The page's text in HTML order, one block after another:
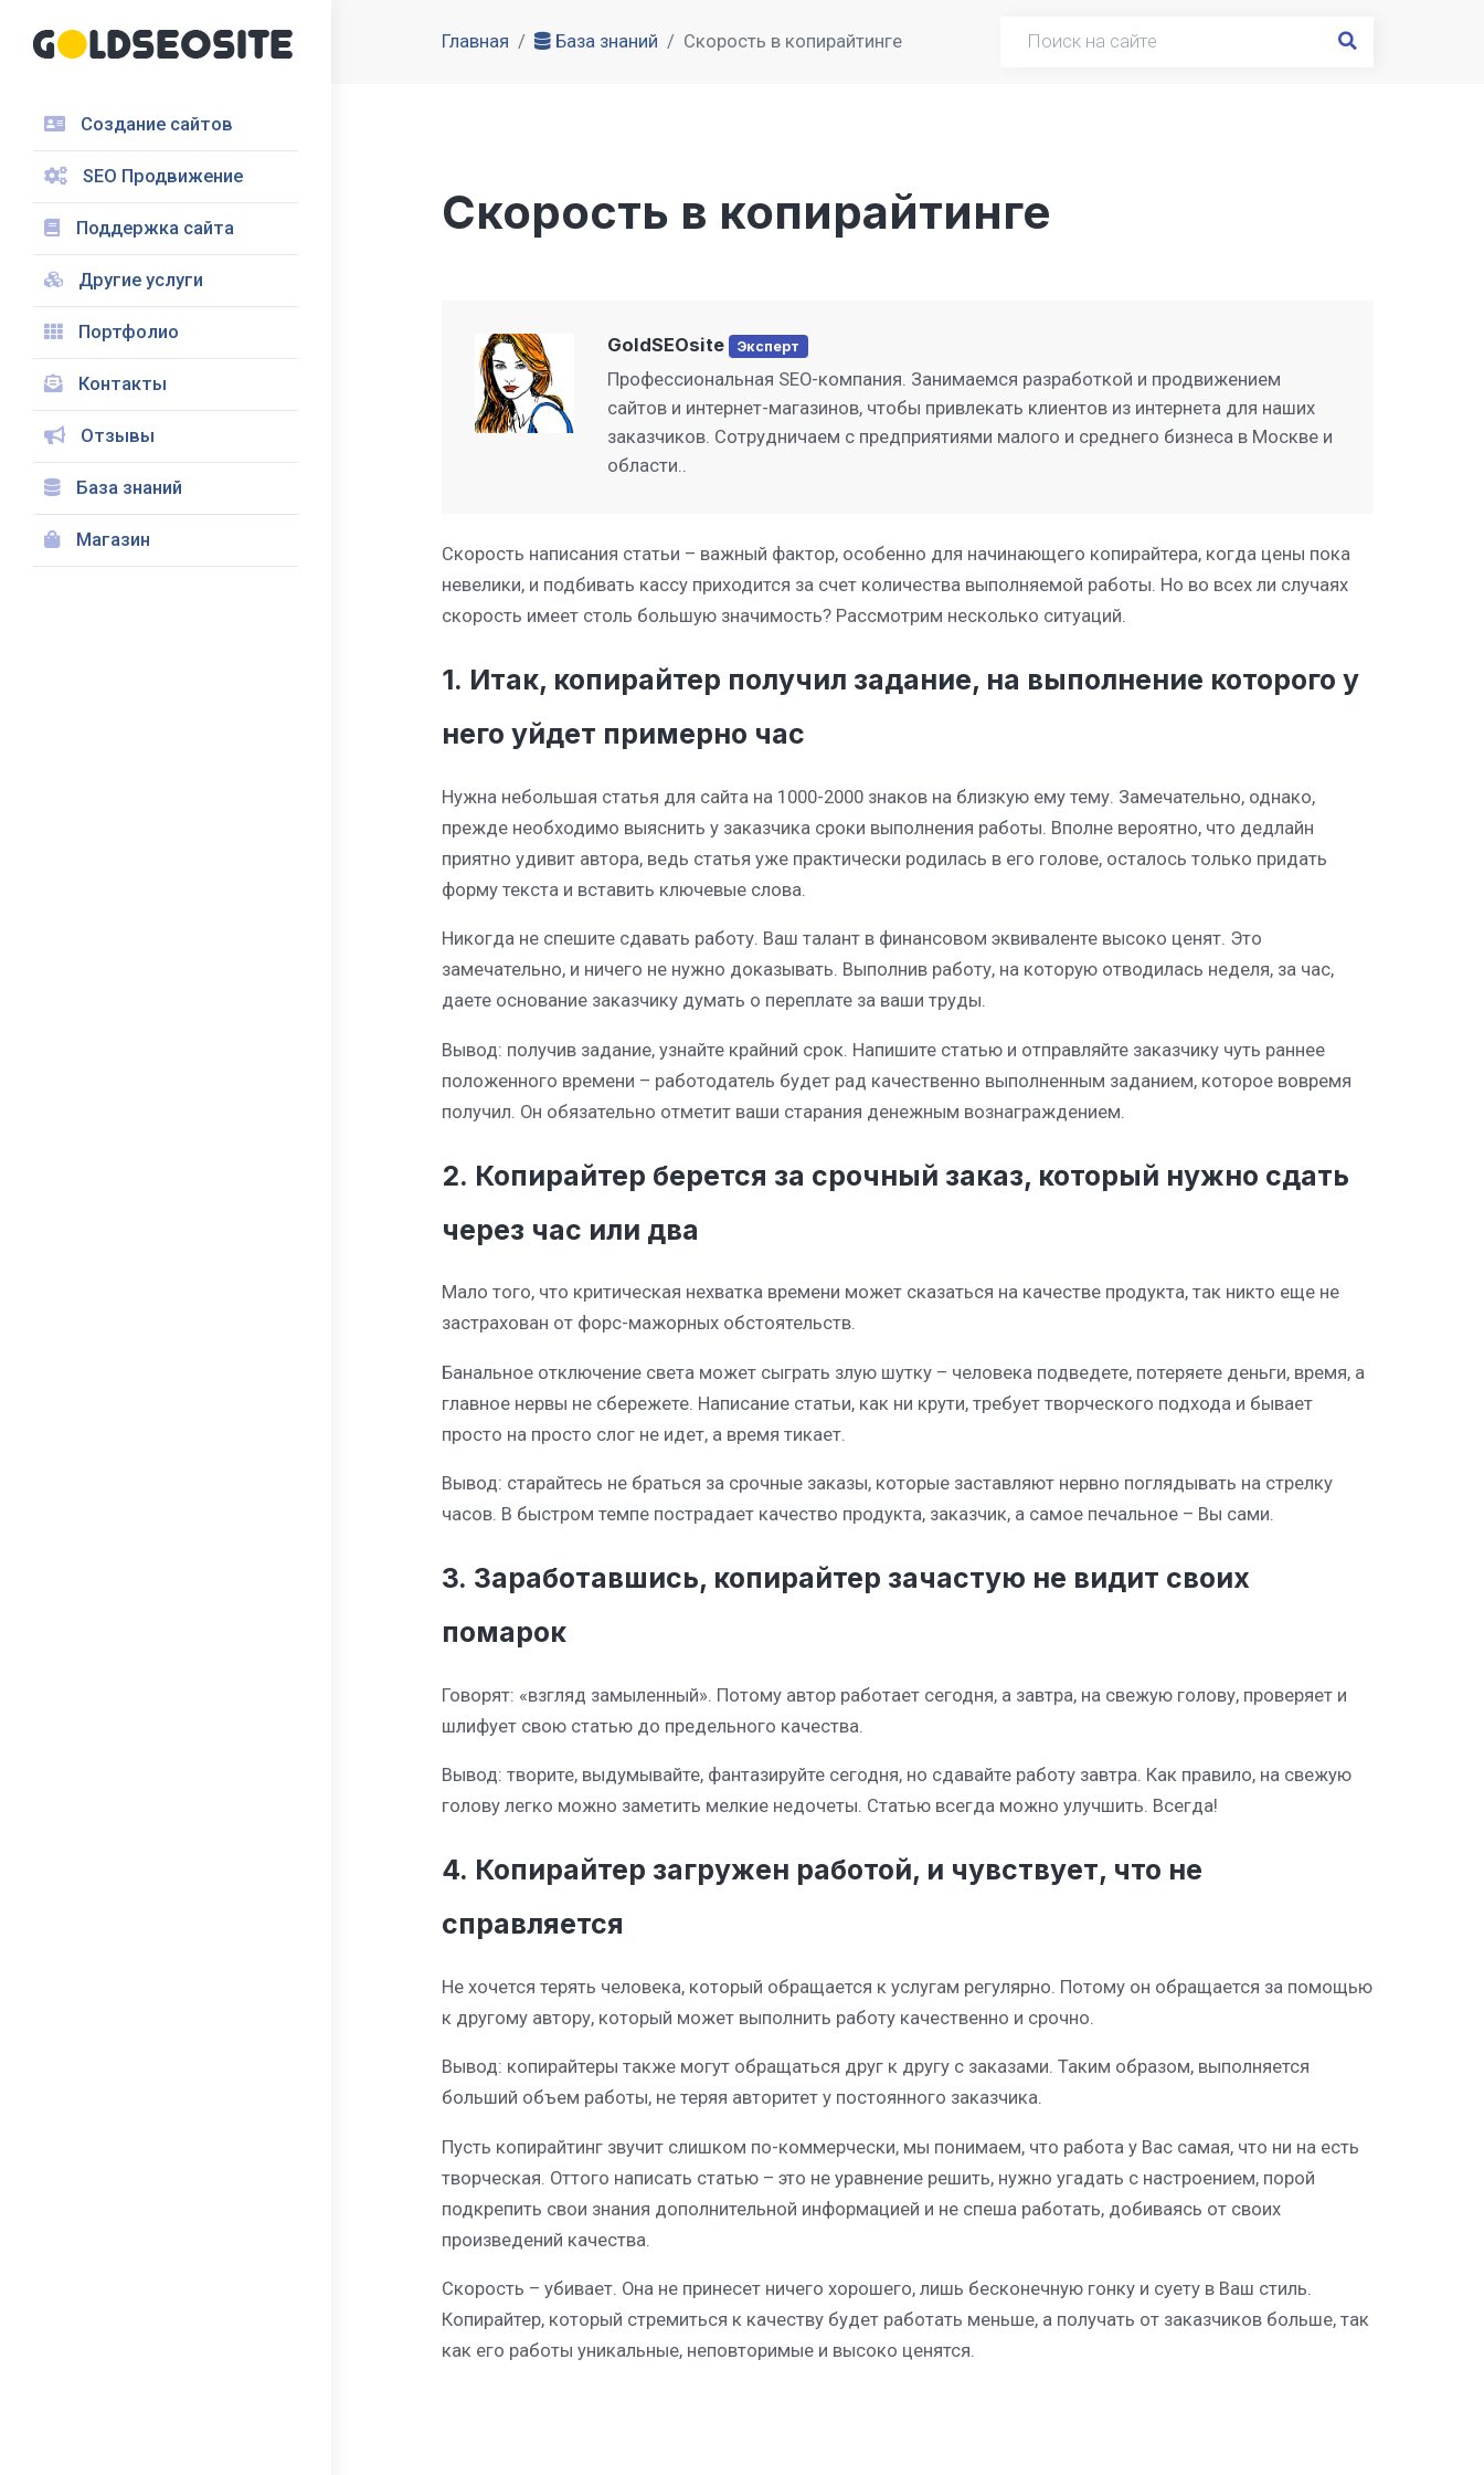
Создание сайтов
SEO Продвижение
Поддержка сайта
Другие услуги
Портфолио
Контакты
Отзывы
База знаний
Магазин
Главная База знаний Скорость в копирайтинге
Скорость в копирайтинге
GoldSEOsite Эксперт
Профессиональная SEO-компания. Занимаемся разработкой и продвижением
сайтов и интернет-магазинов, чтобы привлекать клиентов из интернета для наших
заказчиков. Сотрудничаем с предприятиями малого и среднего бизнеса в Москве и
области..
Скорость написания статьи – важный фактор, особенно для начинающего копирайтера, когда цены пока
невелики, и подбивать кассу приходится за счет количества выполняемой работы. Но во всех ли случаях
скорость имеет столь большую значимость? Рассмотрим несколько ситуаций.
1. Итак, копирайтер получил задание, на выполнение которого у
него уйдет примерно час
Нужна небольшая статья для сайта на 1000-2000 знаков на близкую ему тему. Замечательно, однако,
прежде необходимо выяснить у заказчика сроки выполнения работы. Вполне вероятно, что дедлайн
приятно удивит автора, ведь статья уже практически родилась в его голове, осталось только придать
форму текста и вставить ключевые слова.
Никогда не спешите сдавать работу. Ваш талант в финансовом эквиваленте высоко ценят. Это
замечательно, и ничего не нужно доказывать. Выполнив работу, на которую отводилась неделя, за час,
даете основание заказчику думать о переплате за ваши труды.
Вывод: получив задание, узнайте крайний срок. Напишите статью и отправляйте заказчику чуть раннее
положенного времени – работодатель будет рад качественно выполненным заданием, которое вовремя
получил. Он обязательно отметит ваши старания денежным вознаграждением.
2. Копирайтер берется за срочный заказ, который нужно сдать
через час или два
Мало того, что критическая нехватка времени может сказаться на качестве продукта, так никто еще не
застрахован от форс-мажорных обстоятельств.
Банальное отключение света может сыграть злую шутку – человека подведете, потеряете деньги, время, а
главное нервы не сбережете. Написание статьи, как ни крути, требует творческого подхода и бывает
просто на просто слог не идет, а время тикает.
Вывод: старайтесь не браться за срочные заказы, которые заставляют нервно поглядывать на стрелку
часов. В быстром темпе пострадает качество продукта, заказчик, а самое печальное – Вы сами.
3. Заработавшись, копирайтер зачастую не видит своих
помарок
Говорят: «взгляд замыленный». Потому автор работает сегодня, а завтра, на свежую голову, проверяет и
шлифует свою статью до предельного качества.
Вывод: творите, выдумывайте, фантазируйте сегодня, но сдавайте работу завтра. Как правило, на свежую
голову легко можно заметить мелкие недочеты. Статью всегда можно улучшить. Всегда!
4. Копирайтер загружен работой, и чувствует, что не
справляется
Не хочется терять человека, который обращается к услугам регулярно. Потому он обращается за помощью
к другому автору, который может выполнить работу качественно и срочно.
Вывод: копирайтеры также могут обращаться друг к другу с заказами. Таким образом, выполняется
больший объем работы, не теряя авторитет у постоянного заказчика.
Пусть копирайтинг звучит слишком по-коммерчески, мы понимаем, что работа у Вас самая, что ни на есть
творческая. Оттого написать статью – это не уравнение решить, нужно угадать с настроением, порой
подкрепить свои знания дополнительной информацией и не спеша работать, добиваясь от своих
произведений качества.
Скорость – убивает. Она не принесет ничего хорошего, лишь бесконечную гонку и суету в Ваш стиль.
Копирайтер, который стремиться к качеству будет работать меньше, а получать от заказчиков больше, так
как его работы уникальные, неповторимые и высоко ценятся.